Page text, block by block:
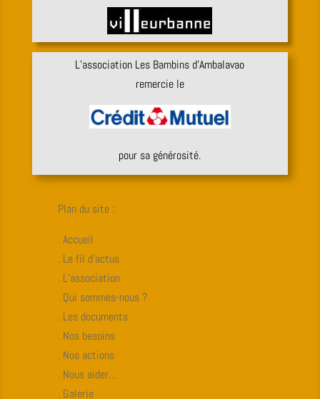
L’association Les Bambins d’Ambalavao
remercie le
pour sa générosité.
Plan du site :
. Accueil
. Le fil d’actus
. L’association
. Qui sommes-nous ?
. Les documents
. Nos besoins
. Nos actions
. Nous aider…
. Galerie